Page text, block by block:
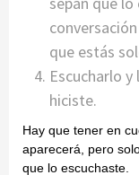
que estás
Escucharlo
hiciste.
Hay que tener en
aparecerá, pero
que lo escuchaste.